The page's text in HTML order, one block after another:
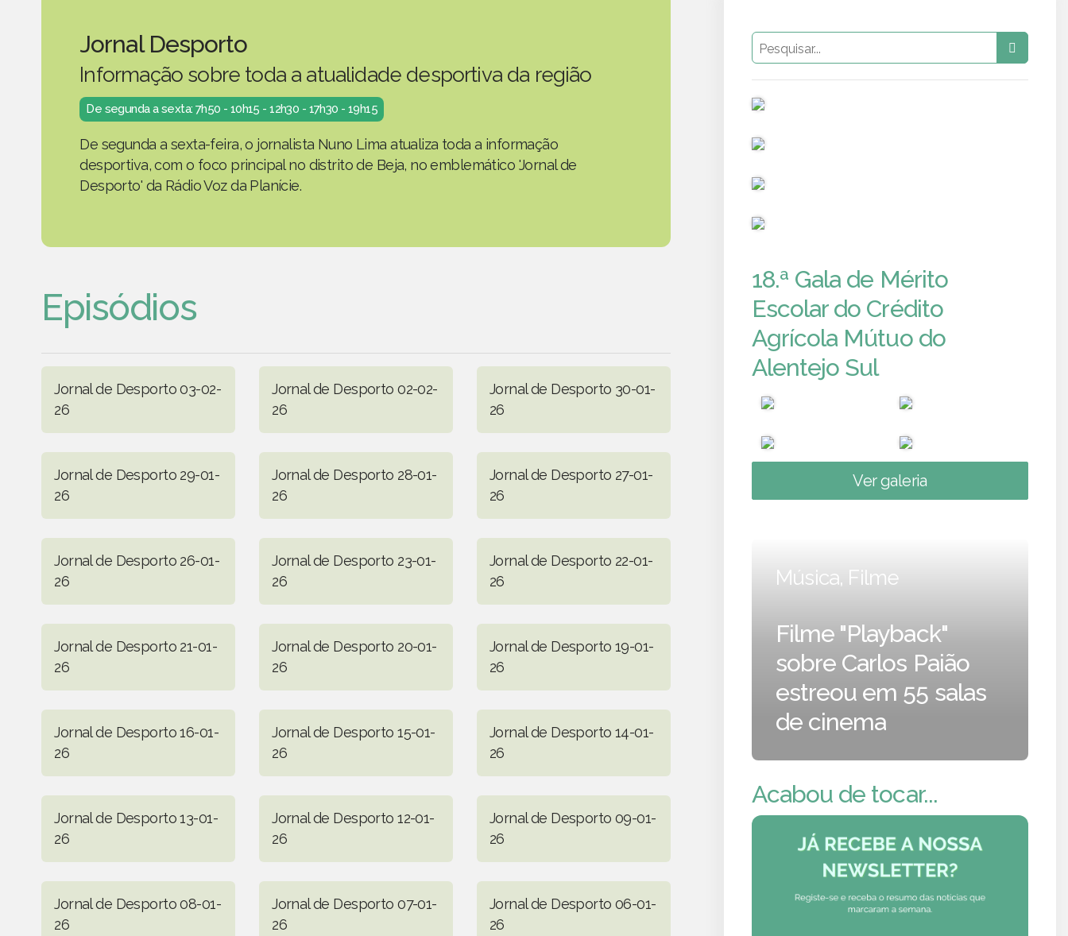
Jornal Desporto
Informação sobre toda a atualidade desportiva da região
De segunda a sexta: 7h50 - 10h15 - 12h30 - 17h30 - 19h15
De segunda a sexta-feira, o jornalista Nuno Lima atualiza toda a informação
desportiva, com o foco principal no distrito de Beja, no emblemático 'Jornal de
Desporto' da Rádio Voz da Planície.
Episódios
Jornal de Desporto 03-02-
26
Jornal de Desporto 02-02-
26
Jornal de Desporto 30-01-
26
Jornal de Desporto 29-01-
26
Jornal de Desporto 28-01-
26
Jornal de Desporto 27-01-
26
Jornal de Desporto 26-01-
26
Jornal de Desporto 23-01-
26
Jornal de Desporto 22-01-
26
Jornal de Desporto 21-01-
26
Jornal de Desporto 20-01-
26
Jornal de Desporto 19-01-
26
Jornal de Desporto 16-01-
26
Jornal de Desporto 15-01-
26
Jornal de Desporto 14-01-
26
Jornal de Desporto 13-01-
26
Jornal de Desporto 12-01-
26
Jornal de Desporto 09-01-
26
Jornal de Desporto 08-01-
26
Jornal de Desporto 07-01-
26
Jornal de Desporto 06-01-
26
18.ª Gala de Mérito
Escolar do Crédito
Agrícola Mútuo do
Alentejo Sul
Ver galeria
Música, Filme
Filme "Playback"
sobre Carlos Paião
estreou em 55 salas
de cinema
Acabou de tocar...